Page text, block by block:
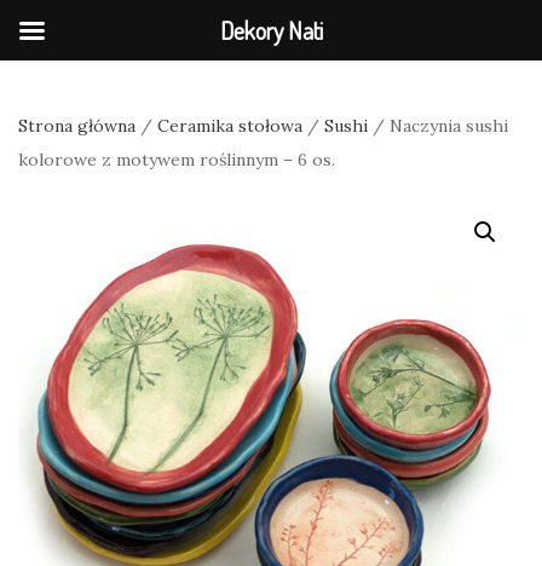
Strona główna / Ceramika stołowa / Sushi / Naczynia sushi
kolorowe z motywem roślinnym – 6 os.
Dekory Nati